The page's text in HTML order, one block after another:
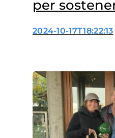
per
scientifica
2024-10-17T18:22:13